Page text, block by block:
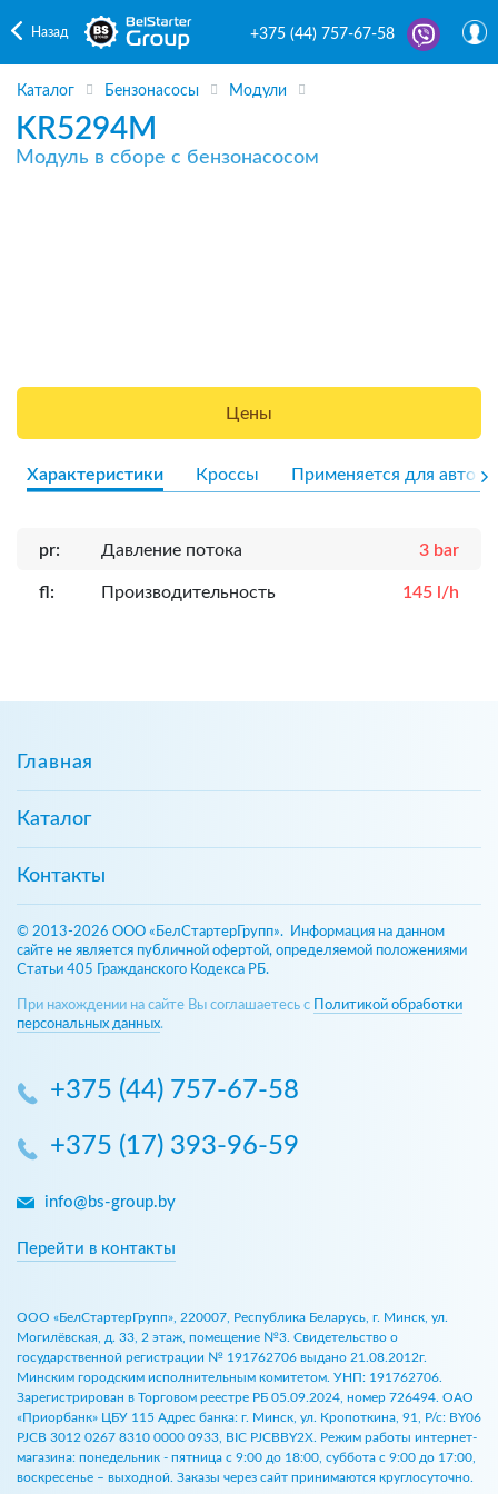
Назад +375 (44) 757-67-58
Каталог Бензонасосы Модули
KR5294M
Модуль в сборе с бензонасосом
Цены
Характеристики Кроссы Применяется для авто
pr: Давление потока 3 bar
fl: Производительность 145 l/h
Главная
Каталог
Контакты
© 2013-2026 ООО «БелСтартерГрупп». Информация на данном
сайте не является публичной офертой, определяемой положениями
Статьи 405 Гражданского Кодекса РБ.
При нахождении на сайте Вы соглашаетесь с
Политикой обработки
персональных данных.
+375 (44) 757-67-58
+375 (17) 393-96-59
info@bs-group.by
Перейти в контакты
ООО «БелСтартерГрупп», 220007, Республика Беларусь, г. Минск, ул.
Могилёвская, д. 33, 2 этаж, помещение №3. Свидетельство о
государственной регистрации № 191762706 выдано 21.08.2012г.
Минским городским исполнительным комитетом. УНП: 191762706.
Зарегистрирован в Торговом реестре РБ 05.09.2024, номер 726494. ОАО
«Приорбанк» ЦБУ 115 Адрес банка: г. Минск, ул. Кропоткина, 91, Р/с: BY06
PJCB 3012 0267 8310 0000 0933, BIC PJCBBY2X. Режим работы интернет-
магазина: понедельник - пятница с 9:00 до 18:00, суббота с 9:00 до 17:00,
воскресенье – выходной. Заказы через сайт принимаются круглосуточно.